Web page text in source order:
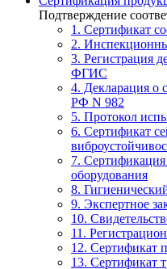
Подтверждение
1. Сертификат
2.
3. Регистрация
ФГИС
4. Декларация о
РФ N 982
5. Протокол
6. Сертификат
7.
оборудования
8.
9. Экспертное
10.
11.
12. Сертификат
13. Сертификат